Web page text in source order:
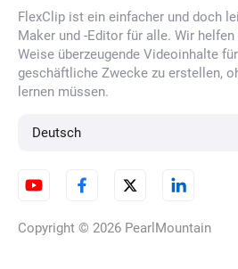
Konvertieren Sie
den
FlexClip ist ein einfacher und doch
Maker und -Editor für alle. Wir
Weise überzeugende Videoinhalte
geschäftliche Zwecke zu erstellen,
lernen müssen.
Deutsch
Copyright © 2026 PearlMountain